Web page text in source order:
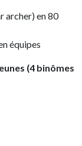
archer) en 80
équipes
(4 binômes